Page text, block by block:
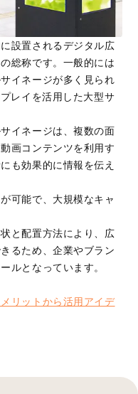
設置されるデジタル広
総称です。一般的には
イネージが多く見られ
レイを活用した大型サ
イネージは、複数の面
画コンテンツを利用す
も効果的に情報を伝え
可能で、大規模なキャ
と配置方法により、広
るため、企業やブラン
ルとなっています。
リットから活用アイデ